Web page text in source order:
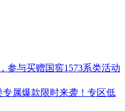
参与买赠国窖1573系类活动
专属爆款限时来袭！专区低